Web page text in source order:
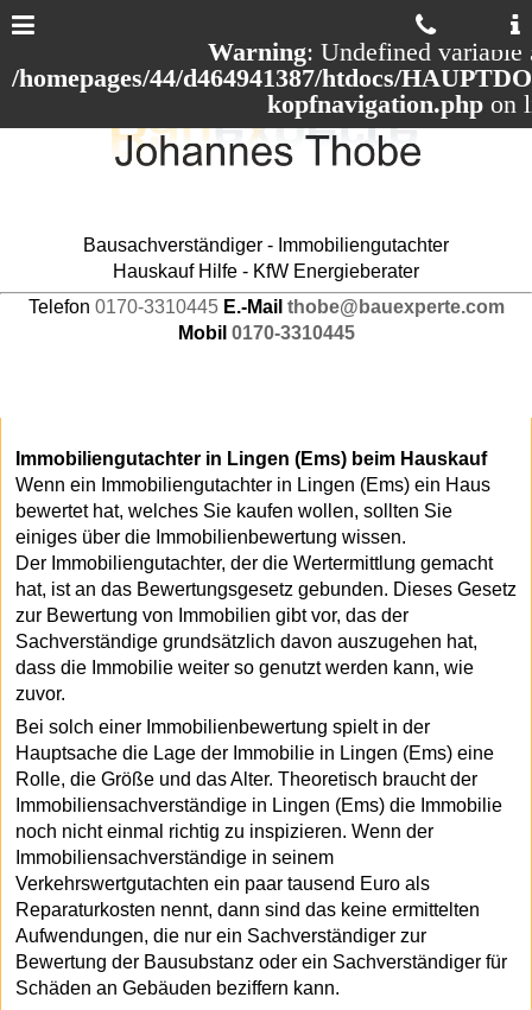
Warning: Undefined variable
/homepages/44/d464941387/htdocs/
kopfnavigation.php on
Bausachverständiger - Immobiliengutachter
Hauskauf Hilfe - KfW Energieberater
Telefon 0170-3310445 E.-Mail thobe@bauexperte.com
Mobil 0170-3310445
Immobiliengutachter in Lingen (Ems) beim Hauskauf
Wenn ein Immobiliengutachter in Lingen (Ems) ein Haus
bewertet hat, welches Sie kaufen wollen, sollten Sie
einiges über die Immobilienbewertung wissen.
Der Immobiliengutachter, der die Wertermittlung gemacht
hat, ist an das Bewertungsgesetz gebunden. Dieses Gesetz
zur Bewertung von Immobilien gibt vor, das der
Sachverständige grundsätzlich davon auszugehen hat,
dass die Immobilie weiter so genutzt werden kann, wie
zuvor.
Bei solch einer Immobilienbewertung spielt in der
Hauptsache die Lage der Immobilie in Lingen (Ems) eine
Rolle, die Größe und das Alter. Theoretisch braucht der
Immobiliensachverständige in Lingen (Ems) die Immobilie
noch nicht einmal richtig zu inspizieren. Wenn der
Immobiliensachverständige in seinem
Verkehrswertgutachten ein paar tausend Euro als
Reparaturkosten nennt, dann sind das keine ermittelten
Aufwendungen, die nur ein Sachverständiger zur
Bewertung der Bausubstanz oder ein Sachverständiger für
Schäden an Gebäuden beziffern kann.